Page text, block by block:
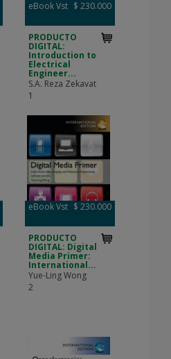
eBook Vst $ 230.000
PRODUCTO
DIGITAL:
Introduction to
Electrical
Engineer...
S.A. Reza Zekavat
1
eBook Vst $ 230.000
PRODUCTO
DIGITAL: Digital
Media Primer:
International...
Yue-Ling Wong
2